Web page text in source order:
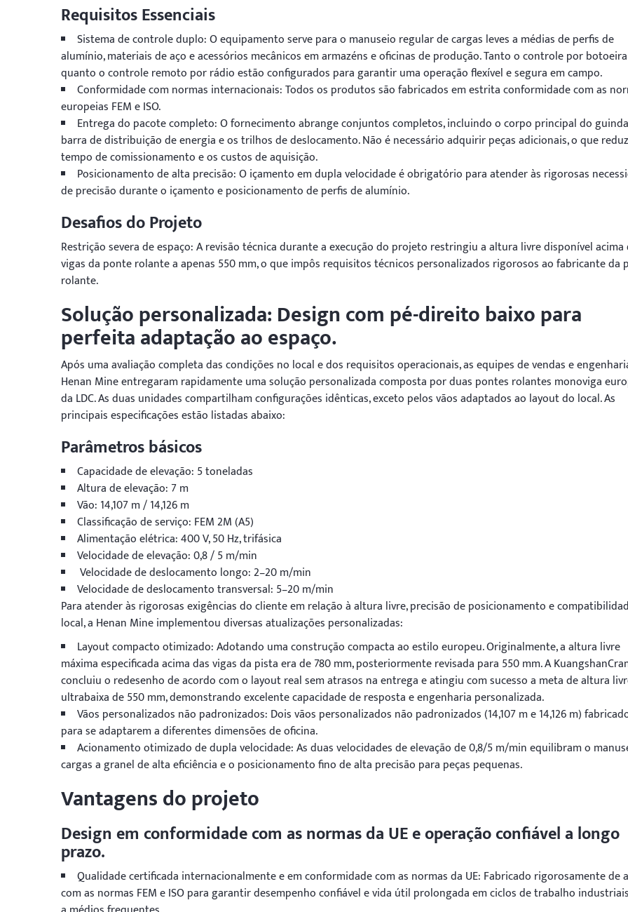
Requisitos Essenciais
Sistema de controle duplo: O equipamento serve para o manuseio regular de cargas leves a médias de perfis de
alumínio, materiais de aço e acessórios mecânicos em armazéns e oficinas de produção. Tanto o controle por botoeira
quanto o controle remoto por rádio estão configurados para garantir uma operação flexível e segura em campo.
Conformidade com normas internacionais: Todos os produtos são fabricados em estrita conformidade com as
europeias FEM e ISO.
Entrega do pacote completo: O fornecimento abrange conjuntos completos, incluindo o corpo principal do
barra de distribuição de energia e os trilhos de deslocamento. Não é necessário adquirir peças adicionais, o que
tempo de comissionamento e os custos de aquisição.
Posicionamento de alta precisão: O içamento em dupla velocidade é obrigatório para atender às rigorosas
de precisão durante o içamento e posicionamento de perfis de alumínio.
Desafios do Projeto
Restrição severa de espaço: A revisão técnica durante a execução do projeto restringiu a altura livre disponível acima
vigas da ponte rolante a apenas 550 mm, o que impôs requisitos técnicos personalizados rigorosos ao fabricante da
rolante.
Solução personalizada: Design com pé-direito baixo para
perfeita adaptação ao espaço.
Após uma avaliação completa das condições no local e dos requisitos operacionais, as equipes de vendas e
Henan Mine entregaram rapidamente uma solução personalizada composta por duas pontes rolantes monoviga
da LDC. As duas unidades compartilham configurações idênticas, exceto pelos vãos adaptados ao layout do local. As
principais especificações estão listadas abaixo:
Parâmetros básicos
Capacidade de elevação: 5 toneladas
Altura de elevação: 7 m
Vão: 14,107 m / 14,126 m
Classificação de serviço: FEM 2M (A5)
Alimentação elétrica: 400 V, 50 Hz, trifásica
Velocidade de elevação: 0,8 / 5 m/min
Velocidade de deslocamento longo: 2–20 m/min
Velocidade de deslocamento transversal: 5–20 m/min
Para atender às rigorosas exigências do cliente em relação à altura livre, precisão de posicionamento e
local, a Henan Mine implementou diversas atualizações personalizadas:
Layout compacto otimizado: Adotando uma construção compacta ao estilo europeu. Originalmente, a altura livre
máxima especificada acima das vigas da pista era de 780 mm, posteriormente revisada para 550 mm. A
concluiu o redesenho de acordo com o layout real sem atrasos na entrega e atingiu com sucesso a meta de altura
ultrabaixa de 550 mm, demonstrando excelente capacidade de resposta e engenharia personalizada.
Vãos personalizados não padronizados: Dois vãos personalizados não padronizados (14,107 m e 14,126 m)
para se adaptarem a diferentes dimensões de oficina.
Acionamento otimizado de dupla velocidade: As duas velocidades de elevação de 0,8/5 m/min equilibram o
cargas a granel de alta eficiência e o posicionamento fino de alta precisão para peças pequenas.
Vantagens do projeto
Design em conformidade com as normas da UE e operação confiável a longo
prazo.
Qualidade certificada internacionalmente e em conformidade com as normas da UE: Fabricado rigorosamente de
com as normas FEM e ISO para garantir desempenho confiável e vida útil prolongada em ciclos de trabalho